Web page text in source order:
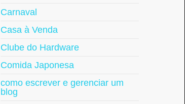
Carnaval
Casa à Venda
Clube do Hardware
Comida Japonesa
como escrever e gerenciar um
blog